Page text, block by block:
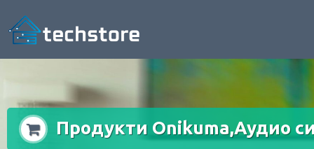
Продукти Onikuma,Аудио